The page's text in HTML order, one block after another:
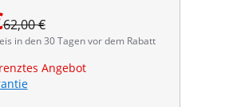
62,00 €
in den 30 Tagen vor dem Rabatt
Angebot